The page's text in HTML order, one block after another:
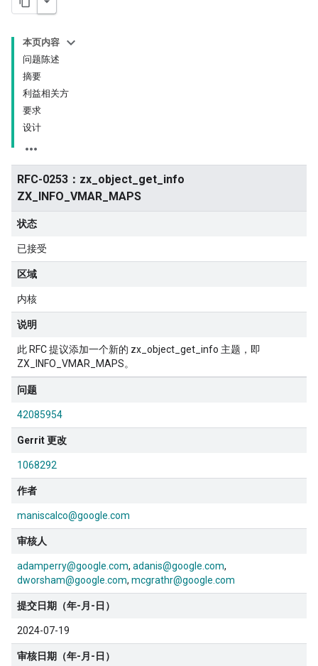
本页内容
问题陈述
摘要
利益相关方
要求
设计
RFC-0253：zx_object_get_info
ZX_INFO_VMAR_MAPS
状态
已接受
区域
内核
说明
此 RFC 提议添加一个新的 zx_object_get_info 主题，即
ZX_INFO_VMAR_MAPS。
问题
42085954
Gerrit 更改
1068292
作者
maniscalco@google.com
审核人
adamperry@google.com adanis@google.com
dworsham@google.com mcgrathr@google.com
提交日期（年-月-日）
2024-07-19
审核日期（年-月-日）